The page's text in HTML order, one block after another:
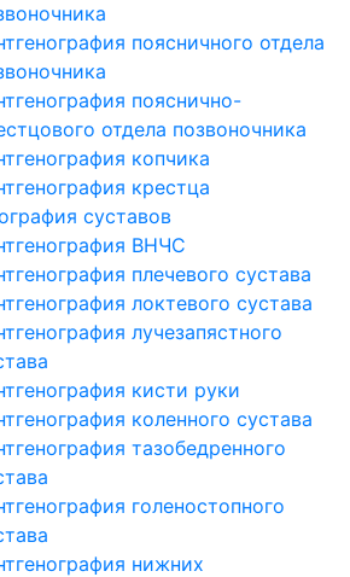
поясничного отдела
пояснично-
отдела позвоночника
копчика
крестца
суставов
ВНЧС
плечевого сустава
локтевого сустава
лучезапястного
кисти руки
коленного сустава
тазобедренного
голеностопного
нижних